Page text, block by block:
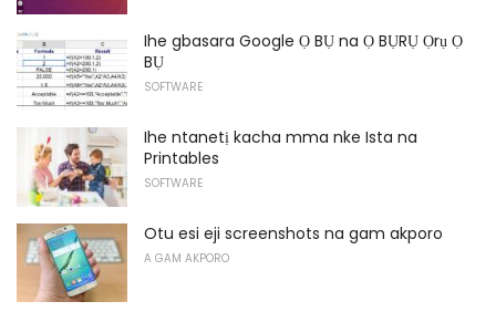
Ihe gbasara Google Ọ BỤ na Ọ BỤRỤ Ọrụ Ọ
BỤ
SOFTWARE
Ihe ntanetị kacha mma nke Ista na
Printables
SOFTWARE
Otu esi eji screenshots na gam akporo
A GAM AKPORO